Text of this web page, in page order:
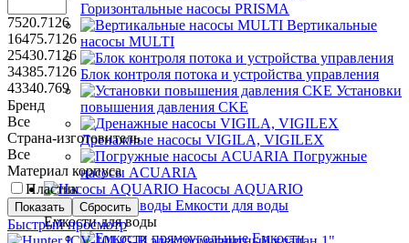
Горизонтальные насосы PRISMA
Вертикальные
насосы MULTI
Блок контроля потока и устройства управления
Установки
повышения давления CKE
Дренажные насосы VIGILA, VIGILEX
Погружные
насосы ACUARIA
Насосы AQUARIO
Емкости для воды
Емкости для воды
Емкости
7520.7126
16475.7126
25430.7126
34385.7126
43340.769
Бренд
Все
Страна-изготовитель
Все
Материал корпуса
Пластик
Быстрый просмотр